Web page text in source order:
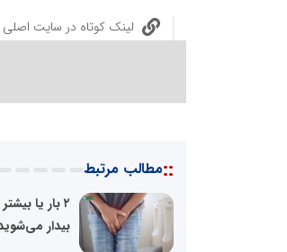
لینک کوتاه در سایت اصلی
::مطالب مرتبط
۲ بار یا
بیدار